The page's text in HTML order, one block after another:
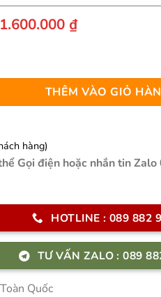
Giá
1.600.000 ₫Giá
1.600.000 ₫.
cấp Rokin số lượng
THÊM VÀO GIỎ
hàng)
Gọi điện hoặc nhắn tin
HOTLINE : 089 882
TƯ VẤN ZALO : 089
Quốc